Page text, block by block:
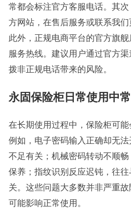
常都会标注官方客服电话。其
方网站，在售后服务或联系我们
此外，正规电商平台的官方旗
服务热线。建议用户通过官方
拨非正规电话带来的风险。
永固保险柜日常使用中
在长期使用过程中，保险柜可能
例如，电子密码输入正确却无
不足有关；机械密码转动不顺
保养；指纹识别反应迟钝，往
关。这些问题大多数并非严重故
可能影响正常使用。